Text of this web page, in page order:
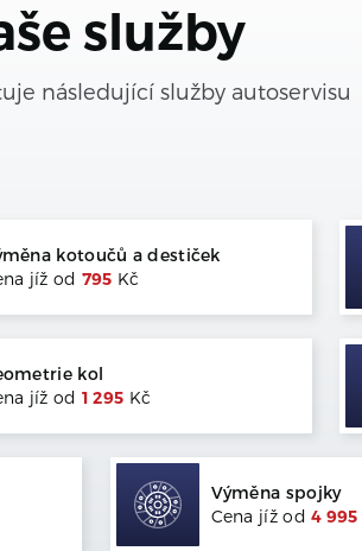
služby
následující služby autoservisu
kotoučů a destiček
jíž od 795 Kč
kol
jíž od 1 295 Kč
Výměna spojky
Cena jíž od4 995